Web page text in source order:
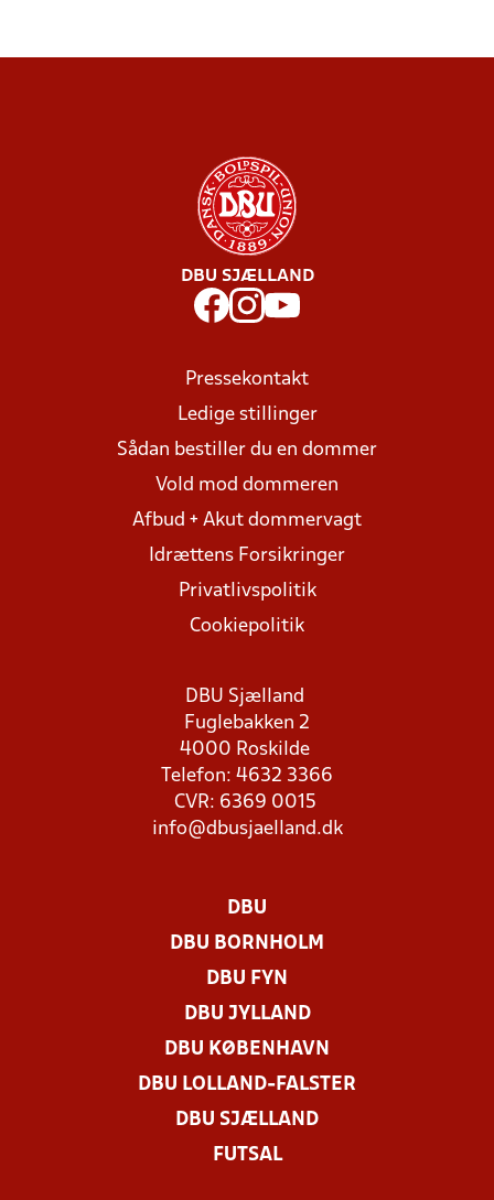
DBU SJÆLLAND
Pressekontakt
Ledige stillinger
Sådan bestiller du en dommer
Vold mod dommeren
Afbud + Akut dommervagt
Idrættens Forsikringer
Privatlivspolitik
Cookiepolitik
DBU Sjælland
Fuglebakken 2
4000 Roskilde
Telefon: 4632 3366
CVR: 6369 0015
info@dbusjaelland.dk
DBU
DBU BORNHOLM
DBU FYN
DBU JYLLAND
DBU KØBENHAVN
DBU LOLLAND-FALSTER
DBU SJÆLLAND
FUTSAL